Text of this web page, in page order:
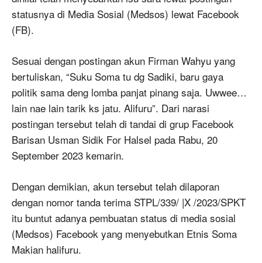
statusnya di Media Sosial (Medsos) lewat Facebook
(FB).
Sesuai dengan postingan akun Firman Wahyu yang
bertuliskan, “Suku Soma tu dg Sadiki, baru gaya
politik sama deng lomba panjat pinang saja. Uwwee…
lain nae lain tarik ks jatu. Alifuru”. Dari narasi
postingan tersebut telah di tandai di grup Facebook
Barisan Usman Sidik For Halsel pada Rabu, 20
September 2023 kemarin.
Dengan demikian, akun tersebut telah dilaporan
dengan nomor tanda terima STPL/339/ |X /2023/SPKT
itu buntut adanya pembuatan status di media sosial
(Medsos) Facebook yang menyebutkan Etnis Soma
Makian halifuru.